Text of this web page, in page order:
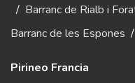
/ Barranc de Rialb i
Barranc de les Espones /
Pirineo Francia